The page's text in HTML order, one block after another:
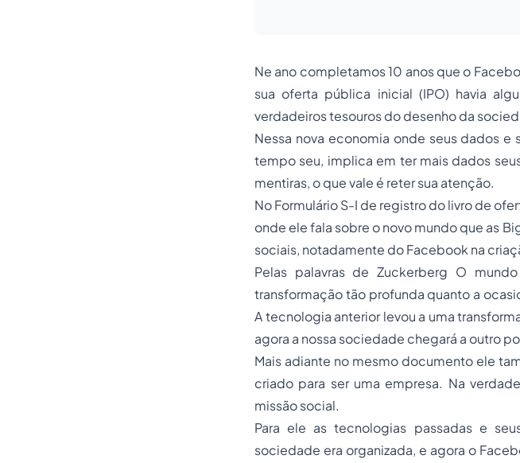
Ne ano completamos 10 anos que o
sua oferta pública inicial (IPO) havia
verdadeiros tesouros do desenho da
Nessa nova economia onde seus dados
tempo seu, implica em ter mais dados
mentiras, o que vale é reter sua atenção.
No Formulário S-I de registro do livro de
onde ele fala sobre o novo mundo que as
sociais, notadamente do Facebook na
Pelas palavras de Zuckerberg O
transformação tão profunda quanto a
A tecnologia anterior levou a uma
agora a nossa sociedade chegará a outro
Mais adiante no mesmo documento ele
criado para ser uma empresa. Na
missão social.
Para ele as tecnologias passadas e
sociedade era organizada, e agora o